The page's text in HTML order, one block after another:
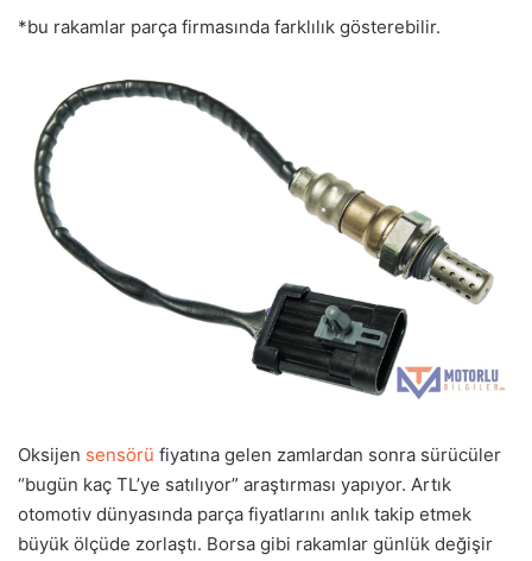
*bu rakamlar parça firmasında farklılık gösterebilir.
Oksijen sensörü fiyatına gelen zamlardan sonra sürücüler
“bugün kaç TL’ye satılıyor” araştırması yapıyor. Artık
otomotiv dünyasında parça fiyatlarını anlık takip etmek
büyük ölçüde zorlaştı. Borsa gibi rakamlar günlük değişir